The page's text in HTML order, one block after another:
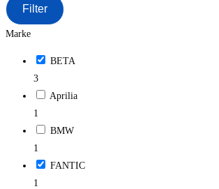
Filter
Marke
BETA
3
Aprilia
1
BMW
1
FANTIC
1